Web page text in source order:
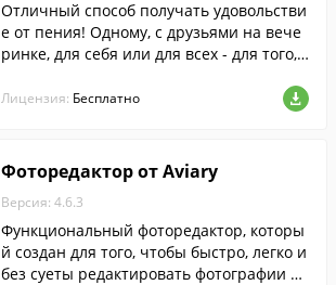
Отличный способ получать удовольстви
е от пения! Одному, с друзьями на вече
ринке, для себя или для всех - для того,
и iPad с установленным приложением К
Лицензия: Бесплатно
Фоторедактор от Aviary
Версия: 4.6.3
Функциональный фоторедактор, которы
й создан для того, чтобы быстро, легко и
без суеты редактировать фотографии на